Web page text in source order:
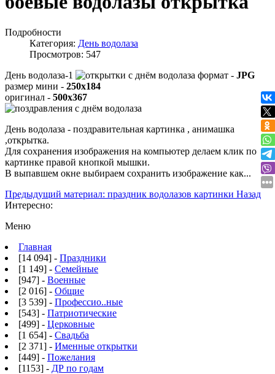
Подробности
Категория: День водолаза
Просмотров: 547
День водолаза-1
формат - JPG
размер мини - 250x184
оригинал - 500x367
День водолаза - поздравительная картинка , анимашка
,открытка.
Для сохранения изображения на компьютер делаем клик по
картинке правой кнопкой мышки.
В выпавшем окне выбираем сохранить изображение как...
Предыдущий материал: праздник водолазов картинки Назад
Интересно:
Меню
Главная
[14 094] - Праздники
[1 149] - Семейные
[947] - Военные
[2 016] - Общие
[3 539] - Профессио..ные
[543] - Патриотические
[499] - Церковные
[1 654] - Свадьба
[2 371] - Именные открытки
[449] - Пожелания
[1153] - ДР по годам